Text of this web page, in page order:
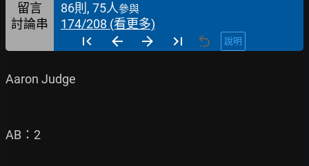
留言
86則, 75人參與
討論串 174/208 (看更多)
說明
Aaron Judge
AB：2